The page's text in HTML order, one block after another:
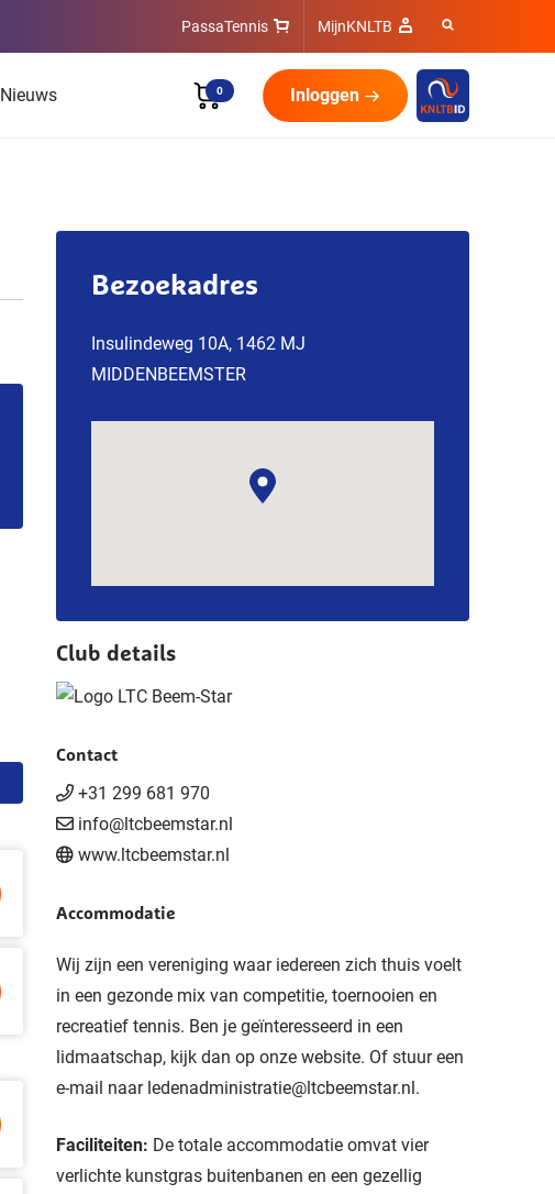
PassaTennis MijnKNLTB
Nieuws 0 Inloggen
Bezoekadres
Insulindeweg 10A, 1462 MJ
MIDDENBEEMSTER
Club details
Contact
+31 299 681 970
info@ltcbeemstar.nl
www.ltcbeemstar.nl
Accommodatie
Wij zijn een vereniging waar iedereen zich thuis voelt
in een gezonde mix van competitie, toernooien en
recreatief tennis. Ben je geïnteresseerd in een
lidmaatschap, kijk dan op onze website. Of stuur een
e-mail naar ledenadministratie@ltcbeemstar.nl.
Faciliteiten: De totale accommodatie omvat vier
verlichte kunstgras buitenbanen en een gezellig